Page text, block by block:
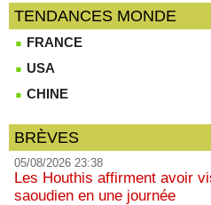
TENDANCES MONDE
FRANCE
USA
CHINE
BRÈVES
05/08/2026 23:38
Les Houthis affirment avoir
saoudien en une journée